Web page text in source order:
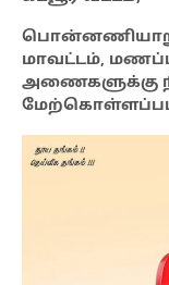
பொன்னணியாறு
மாவட்டம்,
அணைகளுக்கு